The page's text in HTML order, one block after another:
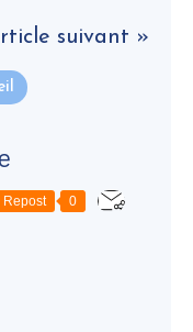
suivant »
Repost 0